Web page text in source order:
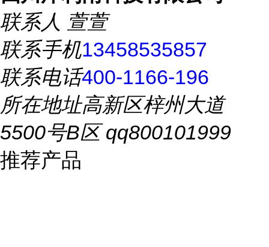
联系人 萱萱
联系手机13458535857
联系电话400-1166-196
所在地址高新区梓州大道
5500号B区 qq800101999
推荐产品